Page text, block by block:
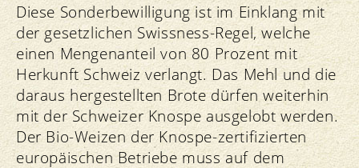
Diese Sonderbewilligung ist im Einklang mit
der gesetzlichen Swissness-Regel, welche
einen Mengenanteil von 80 Prozent mit
Herkunft Schweiz verlangt. Das Mehl und die
daraus hergestellten Brote dürfen weiterhin
mit der Schweizer Knospe ausgelobt werden.
Der Bio-Weizen der Knospe-zertifizierten
europäischen Betriebe muss auf dem